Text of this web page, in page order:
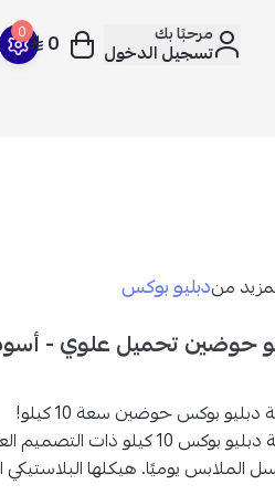
مرحبًا بك
تسجيل الدخول
0 0
مندبليو بوكس
دبليو بوكس 10 كيلو حوضين تحميل
بوكس حوضين سعة 10 كيلو!
بوكس 10 كيلو
ذات التصميم
يوميًا. هيكلها البلاستيكي